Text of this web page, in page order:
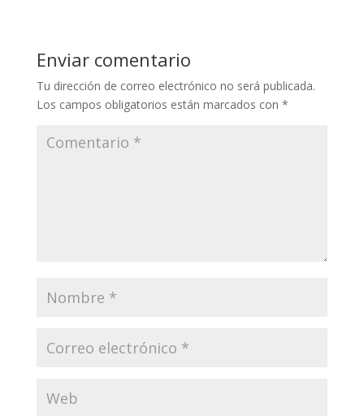
Enviar comentario
Tu dirección de correo electrónico no será publicada.
Los campos obligatorios están marcados con *